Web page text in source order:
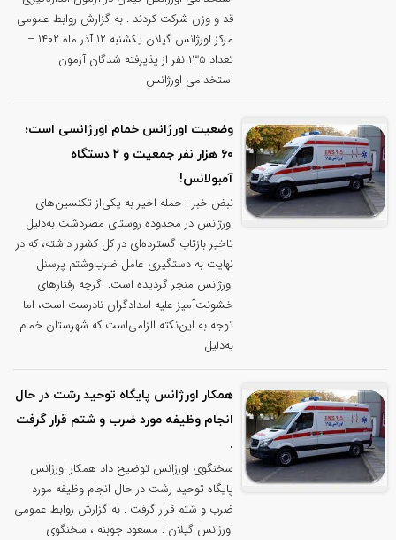
قد و وزن شرکت کردند . به گزارش روابط عمومی
مرکز اورژانس گیلان یکشنبه ۱۲ آذر ماه ۱۴۰۲ –
تعداد ۱۳۵ نفر از پذیرفته شدگان آزمون
استخدامی اورژانس
وضعیت اورژانس خمام اورژانسی است؛
۶۰ هزار نفر جمعیت و ۲ دستگاه
آمبولانس!
نبض خبر : حمله اخیر به یکی‌از تکنسین‌های
اورژانس در محدوده روستای مصردشت به‌دلیل
تاخیر بازتاب گسترده‌ای در کل کشور داشته، که در
نهایت به دستگیری عامل ضرب‌و‌شتم پرسنل
اورژانس منجر گردیده است. اگرچه رفتارهای
خشونت‌آمیز علیه امدادگران نادرست است، اما
توجه به این‌نکته الزامی‌است که شهرستان خمام
به‌دلیل
همکار اورژانس پایگاه توحید رشت در حال
انجام وظیفه مورد ضرب و شتم قرار گرفت
.
سخنگوی اورژانس توضیح داد همکار اورژانس
پایگاه توحید رشت در حال انجام وظیفه مورد
ضرب و شتم قرار گرفت . به گزارش روابط عمومی
اورژانس گیلان : مسعود جوبنه ، سخنگوی